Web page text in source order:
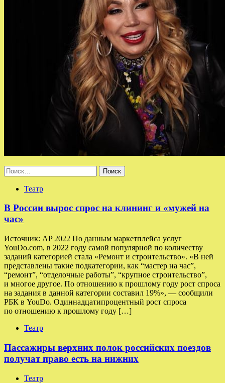
Найти:
Театр
В России вырос спрос на клининг и «мужей на
час»
Источник: AP 2022 По данным маркетплейса услуг
YouDo.com, в 2022 году самой популярной по количеству
заданий категорией стала «Ремонт и строительство». «В ней
представлены такие подкатегории, как “мастер на час”,
“ремонт”, “отделочные работы”, “крупное строительство”,
и многое другое. По отношению к прошлому году рост спроса
на задания в данной категории составил 19%», — сообщили
РБК в YouDo. Одиннадцатипроцентный рост спроса
по отношению к прошлому году […]
Театр
Пассажиры верхних полок российских поездов
получат право есть на нижних
Театр